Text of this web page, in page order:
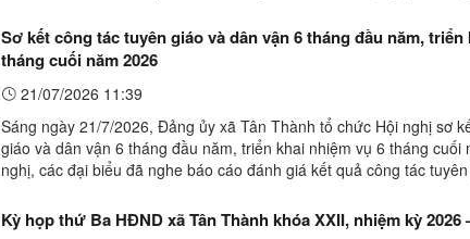
Sơ kết công tác tuyên giáo và dân vận 6 tháng đầu năm, triển
tháng cuối năm 2026
21/07/2026 11:39
Sáng ngày 21/7/2026, Đảng ủy xã Tân Thành tổ chức Hội nghị sơ
giáo và dân vận 6 tháng đầu năm, triển khai nhiệm vụ 6 tháng cuối
nghị, các đại biểu đã nghe báo cáo đánh giá kết quả công tác
Kỳ họp thứ Ba HĐND xã Tân Thành khóa XXII, nhiệm kỳ 2026